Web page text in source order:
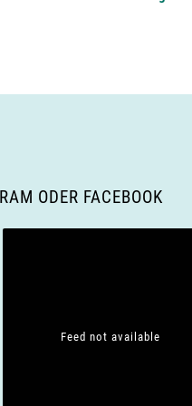
ODER FACEBOOK
Feed not available